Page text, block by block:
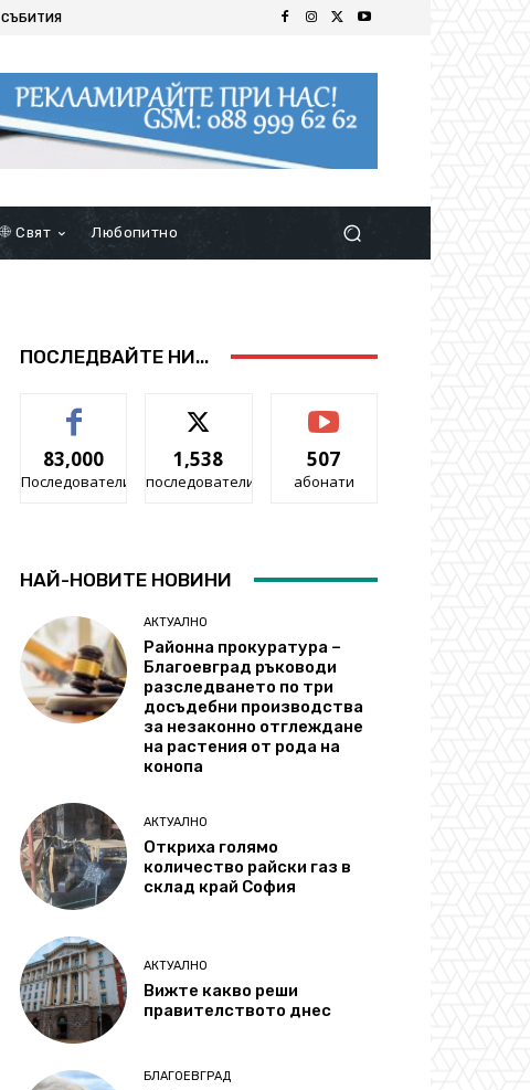
СЪБИТИЯ
Свят Любопитно
ПОСЛЕДВАЙТЕ НИ...
83,000
Последователи
1,538
последователи
507
абонати
НАЙ-НОВИТЕ НОВИНИ
АКТУАЛНО
Районна прокуратура –
Благоевград ръководи
разследването по три
досъдебни производства
за незаконно отглеждане
на растения от рода на
конопа
АКТУАЛНО
Откриха голямо
количество райски газ в
склад край София
АКТУАЛНО
Вижте какво реши
правителството днес
БЛАГОЕВГРАД